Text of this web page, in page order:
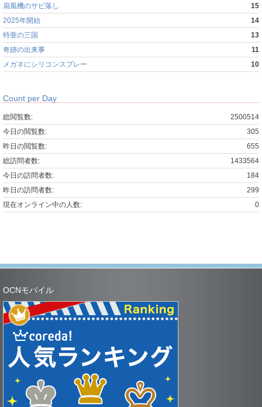
扇風機のサビ落し
15
2025年開始
14
特亜の三国
13
奇跡の出来事
11
メガネにシリコンスプレー
10
Count per Day
2500514
総閲覧数:
305
今日の閲覧数:
655
昨日の閲覧数:
1433564
総訪問者数:
184
今日の訪問者数:
299
昨日の訪問者数:
0
現在オンライン中の人数:
OCNモバイル